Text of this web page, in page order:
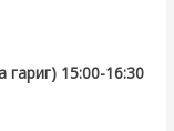
15:00-16:30